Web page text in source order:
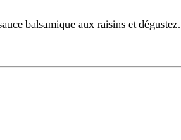
balsamique aux raisins et dégustez.